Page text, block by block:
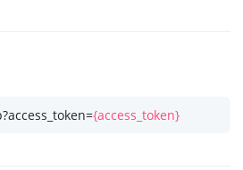
{access_token}